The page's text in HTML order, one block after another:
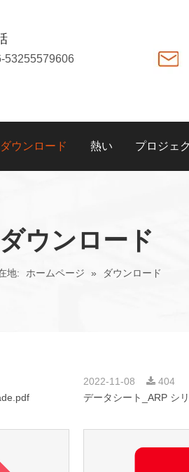
53255579606
ダウンロード 熱い プロジェ
ダウンロード
地: ホームページ » ダウンロード
2022-11-08
404
データシート_ARP シ